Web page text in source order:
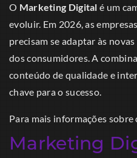
O Marketing Digital é um
evoluir. Em 2026, as
precisam se adaptar às
dos consumidores. A
conteúdo de qualidade e
chave para o sucesso.
Para mais informações sobre
Marketing